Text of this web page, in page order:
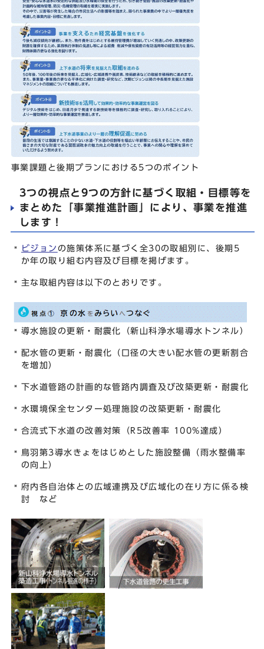
事業課題と後期プランにおける5つのポイント
3つの視点と9つの方針に基づく取組・目標等を
まとめた「事業推進計画」により、事業を推進
します！
ビジョン の施策体系に基づく全30の取組別に、後期5
か年の取り組む内容及び目標を掲げます。
主な取組内容は以下のとおりです。
導水施設の更新・耐震化（新山科浄水場導水トンネル）
配水管の更新・耐震化（口径の大きい配水管の更新割合
を増加）
下水道管路の計画的な管路内調査及び改築更新・耐震化
水環境保全センター処理施設の改築更新・耐震化
合流式下水道の改善対策（R5改善率 100%達成）
鳥羽第3導水きょをはじめとした施設整備（雨水整備率
の向上）
府内各自治体との広域連携及び広域化の在り方に係る検
討 など